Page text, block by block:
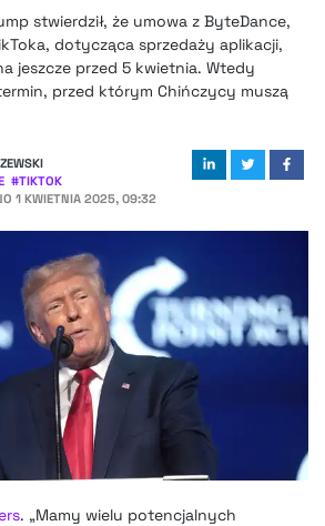
stwierdził, że umowa z ByteDance,
dotycząca sprzedaży aplikacji,
jeszcze przed 5 kwietnia. Wtedy
przed którym Chińczycy muszą
#TIKTOK
1 KWIETNIA 2025, 09:32
. „Mamy wielu potencjalnych